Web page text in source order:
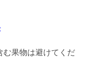
む果物は避けてくだ